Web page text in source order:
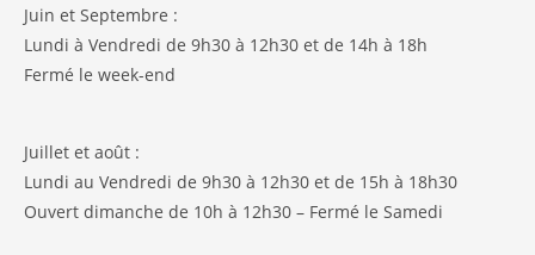
Juin et Septembre :
Lundi à Vendredi de 9h30 à 12h30 et de 14h à 18h
Fermé le week-end
Juillet et août :
Lundi au Vendredi de 9h30 à 12h30 et de 15h à 18h30
Ouvert dimanche de 10h à 12h30 – Fermé le Samedi